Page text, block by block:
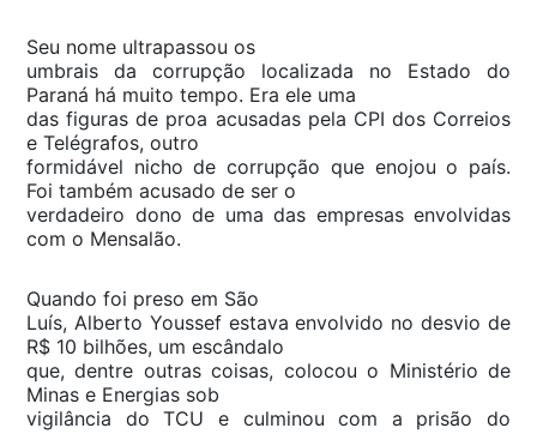
Seu nome ultrapassou os
umbrais da corrupção localizada no Estado do
Paraná há muito tempo. Era ele uma
das figuras de proa acusadas pela CPI dos Correios
e Telégrafos, outro
formidável nicho de corrupção que enojou o país.
Foi também acusado de ser o
verdadeiro dono de uma das empresas envolvidas
com o Mensalão.
Quando foi preso em São
Luís, Alberto Youssef estava envolvido no desvio de
R$ 10 bilhões, um escândalo
que, dentre outras coisas, colocou o Ministério de
Minas e Energias sob
vigilância do TCU e culminou com a prisão do